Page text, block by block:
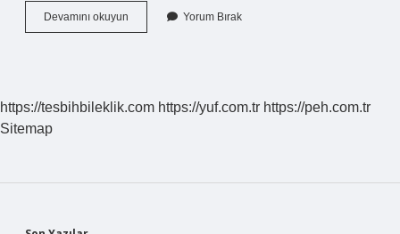
Devamını okuyun
Uzantısı
Yorum Bırak
https://tesbihbileklik.com https://yuf.com.tr https://peh.com.tr
Sitemap